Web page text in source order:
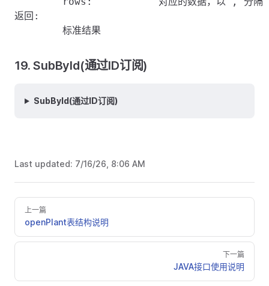
返回:
19. SubById(通过ID订阅)
SubById(通过ID订阅)
Last updated: 7/16/26, 8:06 AM
上一篇
openPlant表结构说明
下一篇
JAVA接口使用说明